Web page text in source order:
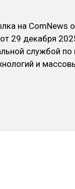
на ComNews
29 декабря
службой по
и